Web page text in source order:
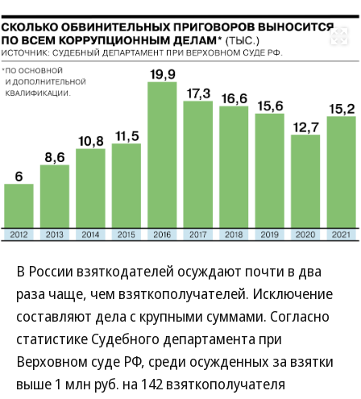
В России взяткодателей осуждают почти в два
раза чаще, чем взяткополучателей. Исключение
составляют дела с крупными суммами. Согласно
статистике Судебного департамента при
Верховном суде РФ, среди осужденных за взятки
выше 1 млн руб. на 142 взяткополучателя